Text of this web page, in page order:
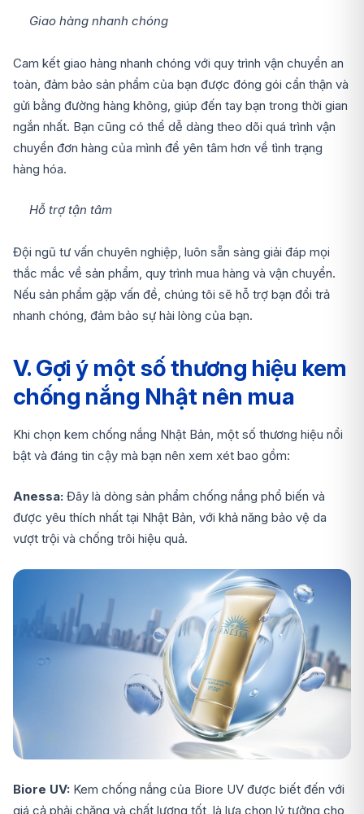
Giao hàng nhanh chóng
Cam kết giao hàng nhanh chóng với quy trình vận chuyển an
toàn, đảm bảo sản phẩm của bạn được đóng gói cẩn thận và
gửi bằng đường hàng không, giúp đến tay bạn trong thời gian
ngắn nhất. Bạn cũng có thể dễ dàng theo dõi quá trình vận
chuyển đơn hàng của mình để yên tâm hơn về tình trạng
hàng hóa.
Hỗ trợ tận tâm
Đội ngũ tư vấn chuyên nghiệp, luôn sẵn sàng giải đáp mọi
thắc mắc về sản phẩm, quy trình mua hàng và vận chuyển.
Nếu sản phẩm gặp vấn đề, chúng tôi sẽ hỗ trợ bạn đổi trả
nhanh chóng, đảm bảo sự hài lòng của bạn.
V. Gợi ý một số thương hiệu kem
chống nắng Nhật nên mua
Khi chọn kem chống nắng Nhật Bản, một số thương hiệu nổi
bật và đáng tin cậy mà bạn nên xem xét bao gồm:
Anessa: Đây là dòng sản phẩm chống nắng phổ biến và
được yêu thích nhất tại Nhật Bản, với khả năng bảo vệ da
vượt trội và chống trôi hiệu quả.
Biore UV: Kem chống nắng của Biore UV được biết đến với
giá cả phải chăng và chất lượng tốt, là lựa chọn lý tưởng cho